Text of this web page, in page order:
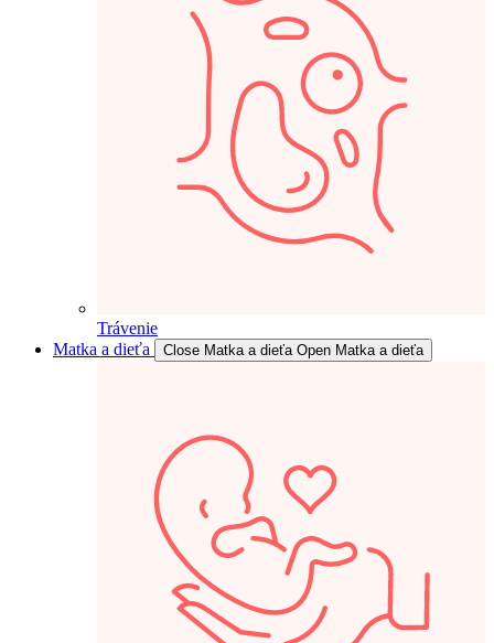
Trávenie
Matka a dieťa
Close Matka a dieťa Open Matka a dieťa